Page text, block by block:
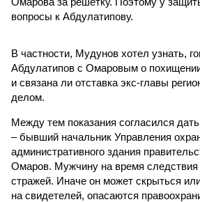
вопросы к Абдулатипову.
В частности, Мудунов хотел узнать,
Абдулатипов с Омаровым о
и связана ли отставка экс-главы
делом.
Между тем показания согласился
– бывший начальник Управления
административного здания
Омаров. Мужчину на время следствия
стражей. Иначе он может скрыться
на свидетелей, опасаются